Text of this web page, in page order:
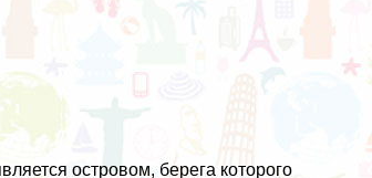
островом, берега которого